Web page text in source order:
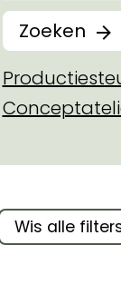
Zoeken
Wis alle
info on